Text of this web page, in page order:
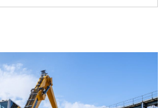
LIEBHERR USED